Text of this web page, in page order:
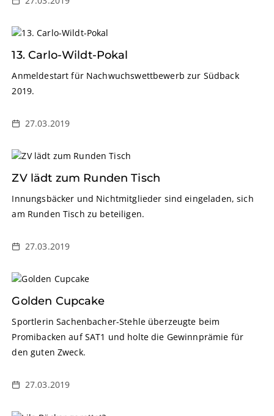
13. Carlo-Wildt-Pokal
Anmeldestart für Nachwuchswettbewerb zur Südback
2019.
27.03.2019
ZV lädt zum Runden Tisch
Innungsbäcker und Nichtmitglieder sind eingeladen, sich
am Runden Tisch zu beteiligen.
27.03.2019
Golden Cupcake
Sportlerin Sachenbacher-Stehle überzeugte beim
Promibacken auf SAT1 und holte die Gewinnprämie für
den guten Zweck.
27.03.2019